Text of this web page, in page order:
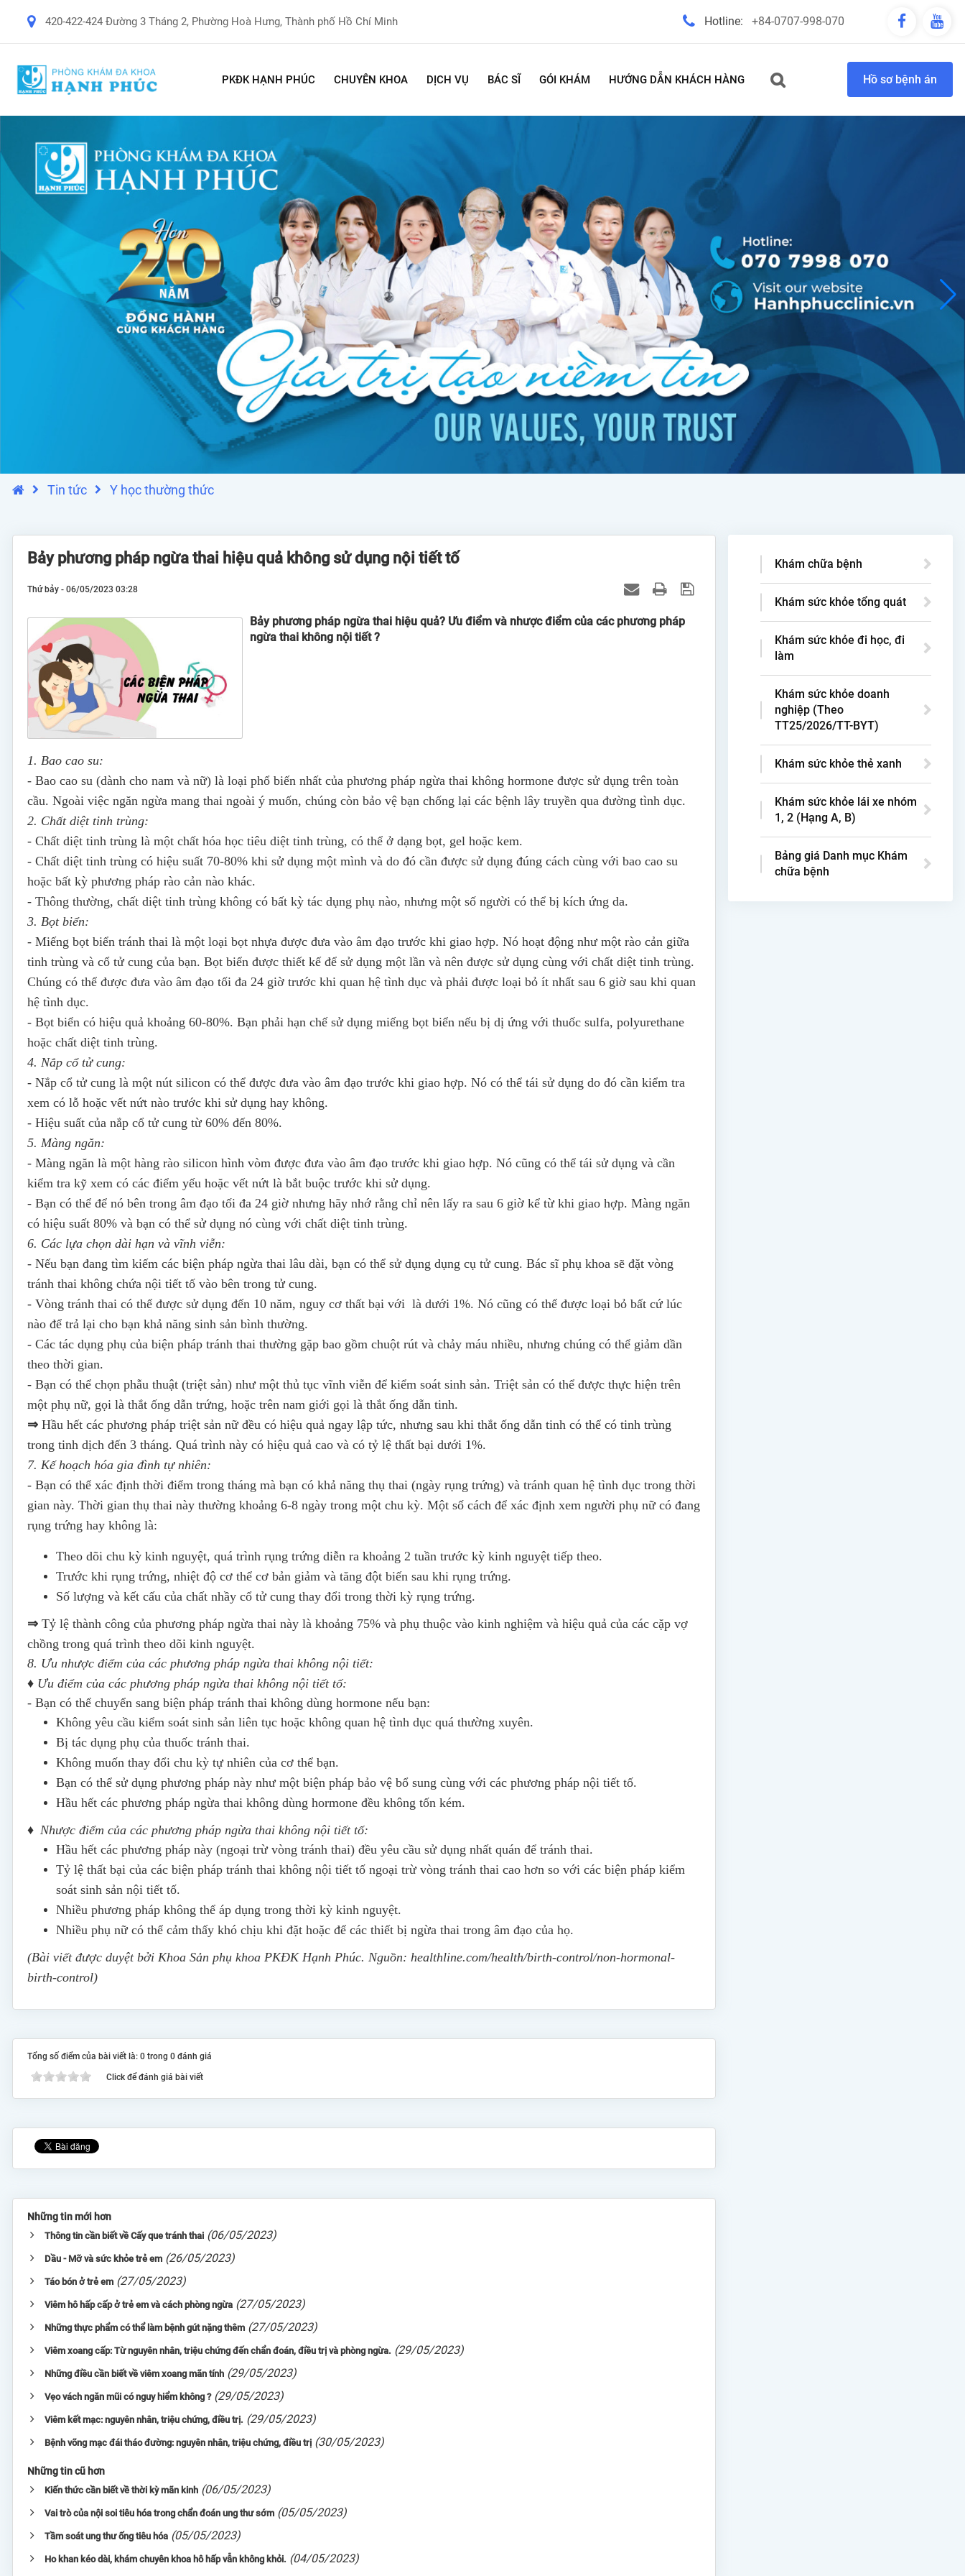
420-422-424 Đường 3 Tháng 2, Phường Hoà Hưng, Thành phố Hồ Chí Minh Hotline: +84-0707-998-070
PKĐK HẠNH PHÚC CHUYÊN KHOA DỊCH VỤ BÁC SĨ GÓI KHÁM HƯỚNG DẪN KHÁCH HÀNG Hồ sơ bệnh án
Tin tức Y học thường thức
Bảy phương pháp ngừa thai hiệu quả không sử dụng nội tiết tố
Thứ bảy - 06/05/2023 03:28
Bảy phương pháp ngừa thai hiệu quả? Ưu điểm và nhược điểm của các phương pháp
ngừa thai không nội tiết ?
1. Bao cao su:
- Bao cao su (dành cho nam và nữ) là loại phổ biến nhất của phương pháp ngừa thai không hormone được sử dụng trên toàn
cầu. Ngoài việc ngăn ngừa mang thai ngoài ý muốn, chúng còn bảo vệ bạn chống lại các bệnh lây truyền qua đường tình dục.
2. Chất diệt tinh trùng:
- Chất diệt tinh trùng là một chất hóa học tiêu diệt tinh trùng, có thể ở dạng bọt, gel hoặc kem.
- Chất diệt tinh trùng có hiệu suất 70-80% khi sử dụng một mình và do đó cần được sử dụng đúng cách cùng với bao cao su
hoặc bất kỳ phương pháp rào cản nào khác.
- Thông thường, chất diệt tinh trùng không có bất kỳ tác dụng phụ nào, nhưng một số người có thể bị kích ứng da.
3. Bọt biển:
- Miếng bọt biển tránh thai là một loại bọt nhựa được đưa vào âm đạo trước khi giao hợp. Nó hoạt động như một rào cản giữa
tinh trùng và cổ tử cung của bạn. Bọt biển được thiết kế để sử dụng một lần và nên được sử dụng cùng với chất diệt tinh trùng.
Chúng có thể được đưa vào âm đạo tối đa 24 giờ trước khi quan hệ tình dục và phải được loại bỏ ít nhất sau 6 giờ sau khi quan
hệ tình dục.
- Bọt biển có hiệu quả khoảng 60-80%. Bạn phải hạn chế sử dụng miếng bọt biển nếu bị dị ứng với thuốc sulfa, polyurethane
hoặc chất diệt tinh trùng.
4. Nắp cổ tử cung:
- Nắp cổ tử cung là một nút silicon có thể được đưa vào âm đạo trước khi giao hợp. Nó có thể tái sử dụng do đó cần kiểm tra
xem có lỗ hoặc vết nứt nào trước khi sử dụng hay không.
- Hiệu suất của nắp cổ tử cung từ 60% đến 80%.
5. Màng ngăn:
- Màng ngăn là một hàng rào silicon hình vòm được đưa vào âm đạo trước khi giao hợp. Nó cũng có thể tái sử dụng và cần
kiểm tra kỹ xem có các điểm yếu hoặc vết nứt là bắt buộc trước khi sử dụng.
- Bạn có thể để nó bên trong âm đạo tối đa 24 giờ nhưng hãy nhớ rằng chỉ nên lấy ra sau 6 giờ kể từ khi giao hợp. Màng ngăn
có hiệu suất 80% và bạn có thể sử dụng nó cùng với chất diệt tinh trùng.
6. Các lựa chọn dài hạn và vĩnh viễn:
- Nếu bạn đang tìm kiếm các biện pháp ngừa thai lâu dài, bạn có thể sử dụng dụng cụ tử cung. Bác sĩ phụ khoa sẽ đặt vòng
tránh thai không chứa nội tiết tố vào bên trong tử cung.
- Vòng tránh thai có thể được sử dụng đến 10 năm, nguy cơ thất bại với là dưới 1%. Nó cũng có thể được loại bỏ bất cứ lúc
nào để trả lại cho bạn khả năng sinh sản bình thường.
- Các tác dụng phụ của biện pháp tránh thai thường gặp bao gồm chuột rút và chảy máu nhiều, nhưng chúng có thể giảm dần
theo thời gian.
- Bạn có thể chọn phẫu thuật (triệt sản) như một thủ tục vĩnh viễn để kiểm soát sinh sản. Triệt sản có thể được thực hiện trên
một phụ nữ, gọi là thắt ống dẫn trứng, hoặc trên nam giới gọi là thắt ống dẫn tinh.
⇒ Hầu hết các phương pháp triệt sản nữ đều có hiệu quả ngay lập tức, nhưng sau khi thắt ống dẫn tinh có thể có tinh trùng
trong tinh dịch đến 3 tháng. Quá trình này có hiệu quả cao và có tỷ lệ thất bại dưới 1%.
7. Kế hoạch hóa gia đình tự nhiên:
- Bạn có thể xác định thời điểm trong tháng mà bạn có khả năng thụ thai (ngày rụng trứng) và tránh quan hệ tình dục trong thời
gian này. Thời gian thụ thai này thường khoảng 6-8 ngày trong một chu kỳ. Một số cách để xác định xem người phụ nữ có đang
rụng trứng hay không là:
Theo dõi chu kỳ kinh nguyệt, quá trình rụng trứng diễn ra khoảng 2 tuần trước kỳ kinh nguyệt tiếp theo.
Trước khi rụng trứng, nhiệt độ cơ thể cơ bản giảm và tăng đột biến sau khi rụng trứng.
Số lượng và kết cấu của chất nhầy cổ tử cung thay đổi trong thời kỳ rụng trứng.
⇒ Tỷ lệ thành công của phương pháp ngừa thai này là khoảng 75% và phụ thuộc vào kinh nghiệm và hiệu quả của các cặp vợ
chồng trong quá trình theo dõi kinh nguyệt.
8. Ưu nhược điểm của các phương pháp ngừa thai không nội tiết:
♦ Ưu điểm của các phương pháp ngừa thai không nội tiết tố:
- Bạn có thể chuyển sang biện pháp tránh thai không dùng hormone nếu bạn:
Không yêu cầu kiểm soát sinh sản liên tục hoặc không quan hệ tình dục quá thường xuyên.
Bị tác dụng phụ của thuốc tránh thai.
Không muốn thay đổi chu kỳ tự nhiên của cơ thể bạn.
Bạn có thể sử dụng phương pháp này như một biện pháp bảo vệ bổ sung cùng với các phương pháp nội tiết tố.
Hầu hết các phương pháp ngừa thai không dùng hormone đều không tốn kém.
♦ Nhược điểm của các phương pháp ngừa thai không nội tiết tố:
Hầu hết các phương pháp này (ngoại trừ vòng tránh thai) đều yêu cầu sử dụng nhất quán để tránh thai.
Tỷ lệ thất bại của các biện pháp tránh thai không nội tiết tố ngoại trừ vòng tránh thai cao hơn so với các biện pháp kiểm
soát sinh sản nội tiết tố.
Nhiều phương pháp không thể áp dụng trong thời kỳ kinh nguyệt.
Nhiều phụ nữ có thể cảm thấy khó chịu khi đặt hoặc để các thiết bị ngừa thai trong âm đạo của họ.
(Bài viết được duyệt bởi Khoa Sản phụ khoa PKĐK Hạnh Phúc. Nguồn: healthline.com/health/birth-control/non-hormonal-
birth-control)
Tổng số điểm của bài viết là: 0 trong 0 đánh giá
Click để đánh giá bài viết
Những tin mới hơn
Thông tin cần biết về Cấy que tránh thai (06/05/2023)
Dầu - Mỡ và sức khỏe trẻ em (26/05/2023)
Táo bón ở trẻ em (27/05/2023)
Viêm hô hấp cấp ở trẻ em và cách phòng ngừa (27/05/2023)
Những thực phẩm có thể làm bệnh gút nặng thêm (27/05/2023)
Viêm xoang cấp: Từ nguyên nhân, triệu chứng đến chẩn đoán, điều trị và phòng ngừa. (29/05/2023)
Những điều cần biết về viêm xoang mãn tính (29/05/2023)
Vẹo vách ngăn mũi có nguy hiểm không ? (29/05/2023)
Viêm kết mạc: nguyên nhân, triệu chứng, điều trị. (29/05/2023)
Bệnh võng mạc đái tháo đường: nguyên nhân, triệu chứng, điều trị (30/05/2023)
Những tin cũ hơn
Kiến thức cần biết về thời kỳ mãn kinh (06/05/2023)
Vai trò của nội soi tiêu hóa trong chẩn đoán ung thư sớm (05/05/2023)
Tầm soát ung thư ống tiêu hóa (05/05/2023)
Ho khan kéo dài, khám chuyên khoa hô hấp vẫn không khỏi. (04/05/2023)
Khám chữa bệnh
Khám sức khỏe tổng quát
Khám sức khỏe đi học, đi
làm
Khám sức khỏe doanh
nghiệp (Theo
TT25/2026/TT-BYT)
Khám sức khỏe thẻ xanh
Khám sức khỏe lái xe nhóm
1, 2 (Hạng A, B)
Bảng giá Danh mục Khám
chữa bệnh